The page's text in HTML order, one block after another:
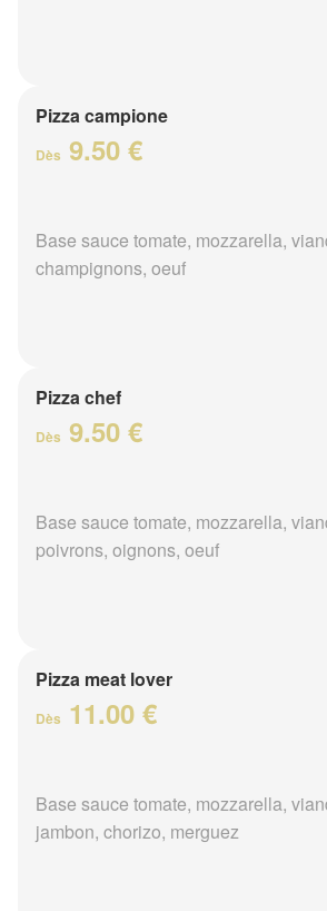
Pizza campione
Dès 9.50 €
Base sauce tomate, mozzarella,
champignons, oeuf
Pizza chef
Dès 9.50 €
Base sauce tomate, mozzarella,
poivrons, oignons, oeuf
Pizza meat lover
Dès 11.00 €
Base sauce tomate, mozzarella,
jambon, chorizo, merguez